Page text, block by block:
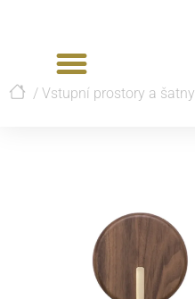
/ Vstupní prostory a šatny